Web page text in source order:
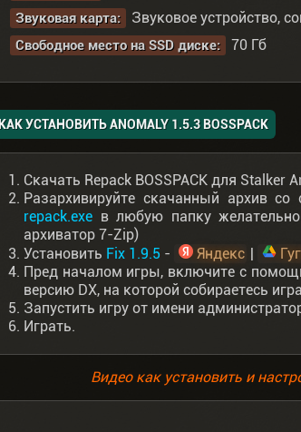
Звуковая карта: Звуковое устройство,
Свободное место на SSD диске: 70 Гб
КАК УСТАНОВИТЬ ANOMALY 1.5.3 BOSSPACK
Скачать Repack BOSSPACK для Stalker
Разархивируйте скачанный архив со
repack.exe в любую папку
архиватор 7-Zip)
Установить Fix 1.9.5 - Яндекс |
Пред началом игры, включите с
версию DX, на которой собираетесь
Запустить игру от имени
Играть.
Видео как установить и